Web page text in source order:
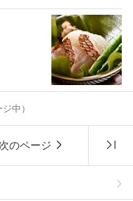
中）
次のページ